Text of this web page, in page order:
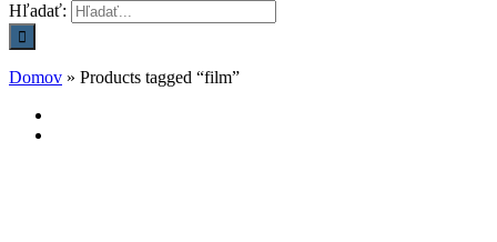
Hľadať:
Domov » Products tagged “film”